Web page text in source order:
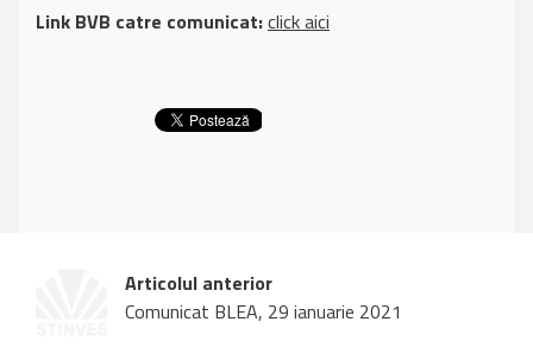
Link BVB catre comunicat:click aici
Articolul anterior
Comunicat BLEA, 29 ianuarie 2021